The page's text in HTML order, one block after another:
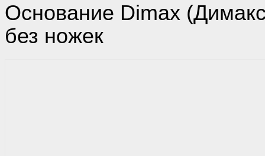
Основание Dimax
без ножек